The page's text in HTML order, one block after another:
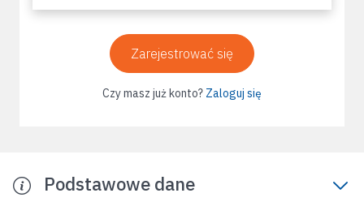
Zarejestrować się
Czy masz już konto? Zaloguj się
Podstawowe dane